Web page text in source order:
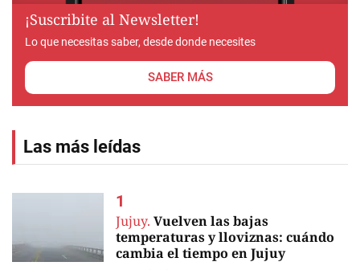
¡Suscribite al Newsletter!
Lo que necesitas saber, desde donde necesites
SABER MÁS
Las más leídas
Jujuy. Vuelven las bajas
temperaturas y lloviznas: cuándo
cambia el tiempo en Jujuy